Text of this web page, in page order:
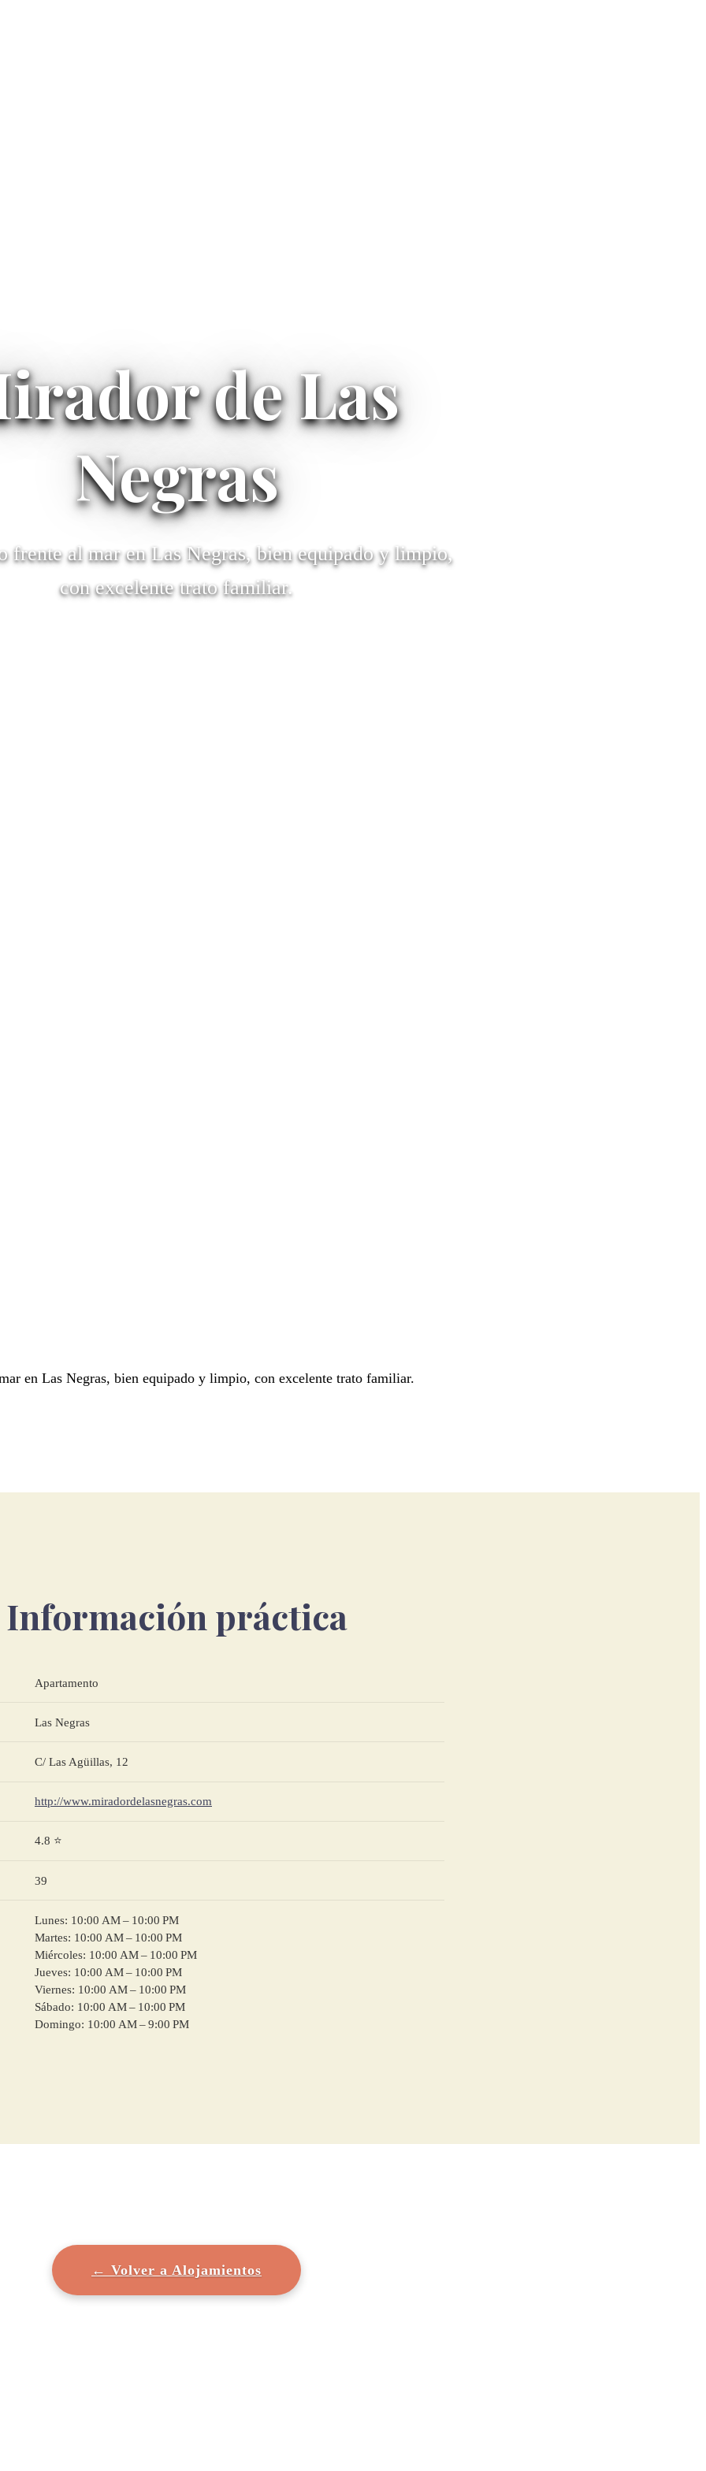
de Las
Negras
frente al mar en Las Negras, bien equipado y limpio,
con excelente trato familiar.
en Las Negras, bien equipado y limpio, con excelente trato familiar.
Información práctica
Apartamento
Las Negras
C/ Las Agüillas, 12
http://www.miradordelasnegras.com
4.8 ⭐
39
Lunes: 10:00 AM – 10:00 PM
Martes: 10:00 AM – 10:00 PM
Miércoles: 10:00 AM – 10:00 PM
Jueves: 10:00 AM – 10:00 PM
Viernes: 10:00 AM – 10:00 PM
Sábado: 10:00 AM – 10:00 PM
Domingo: 10:00 AM – 9:00 PM
← Volver a Alojamientos